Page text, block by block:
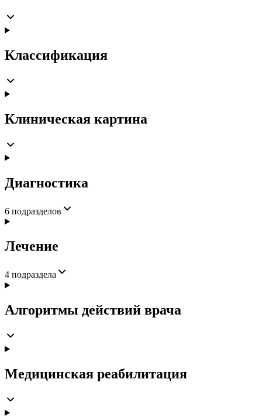
Классификация
Клиническая картина
Диагностика
6 подразделов
Лечение
4 подраздела
Алгоритмы действий врача
Медицинская реабилитация